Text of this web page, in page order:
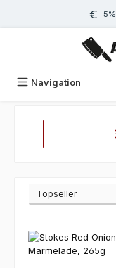
Zum Hauptinhalt springen
Navigation